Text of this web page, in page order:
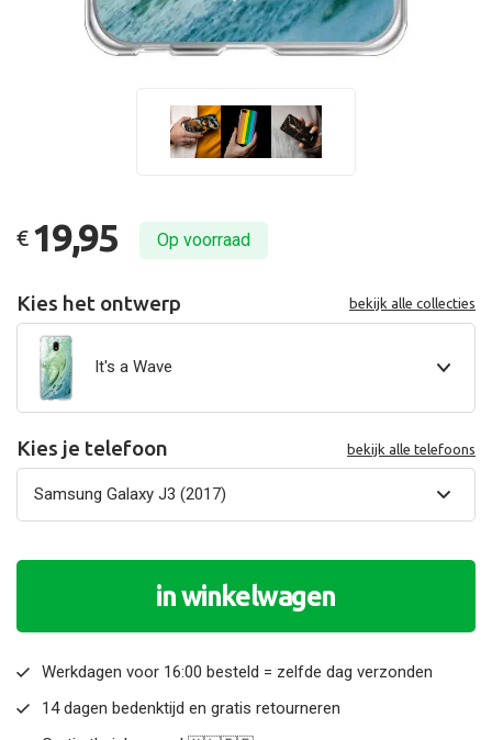
€ 19,95 Op voorraad
Kies het ontwerp bekijk alle collecties
It's a Wave
Kies je telefoon bekijk alle telefoons
in winkelwagen
Werkdagen voor 16:00 besteld = zelfde dag verzonden
14 dagen bedenktijd en gratis retourneren